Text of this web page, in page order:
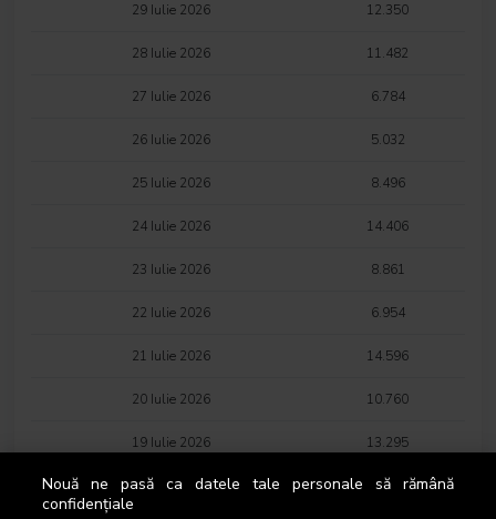
29 Iulie 2026 12.350
28 Iulie 2026 11.482
27 Iulie 2026 6.784
26 Iulie 2026 5.032
25 Iulie 2026 8.496
24 Iulie 2026 14.406
23 Iulie 2026 8.861
22 Iulie 2026 6.954
21 Iulie 2026 14.596
20 Iulie 2026 10.760
19 Iulie 2026 13.295
18 Iulie 2026 6.993
Nouă ne pasă ca datele tale personale să rămână
confidențiale